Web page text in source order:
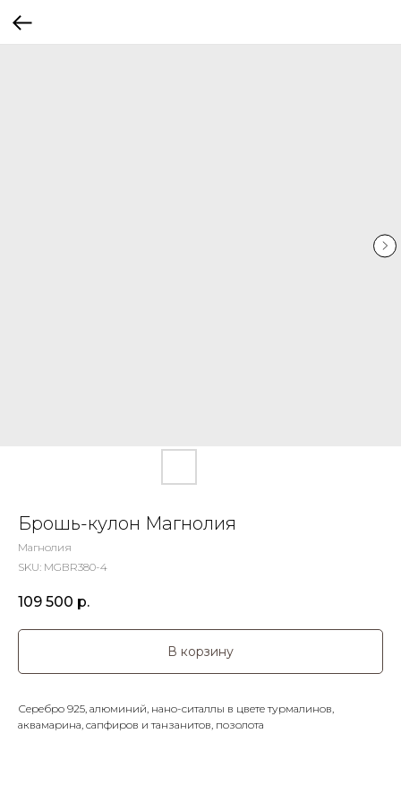
Брошь-кулон Магнолия
Магнолия
SKU: MGBR380-4
109 500 р.
В корзину
Серебро 925, алюминий, нано-ситаллы в цвете турмалинов,
аквамарина, сапфиров и танзанитов, позолота